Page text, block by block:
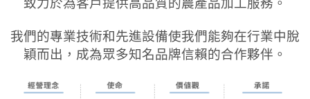
我們的專業技術和先進設備使我們能夠在行業中脫
穎而出，成為眾多知名品牌信賴的合作夥伴。